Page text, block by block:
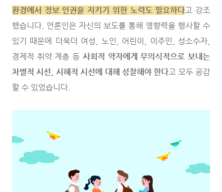
환경에서 정보 인권을 지키기 위한 노력도 필요하다고 강조
했습니다. 언론인은 자신의 보도를 통해 영향력을 행사할 수
있기 때문에 더욱더 여성, 노인, 어린이, 이주민, 성소수자,
경제적 취약 계층 등 사회적 약자에게 무의식적으로 보내는
차별적 시선, 시혜적 시선에 대해 성찰해야 한다고 모두 공감
할 수 있었습니다.